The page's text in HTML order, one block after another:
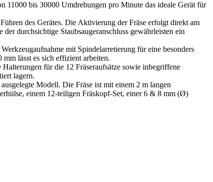
11000 bis 30000 Umdrehungen pro Minute das ideale Gerät für
des Gerätes. Die Aktivierung der Fräse erfolgt direkt am
durchsichtige Staubsaugeranschluss gewährleisten ein
mit Spindelarretierung für eine besonders
lässt es sich effizient arbeiten.
für die 12 Fräseraufsätze sowie inbegriffene
lagern.
Modell. Die Fräse ist mit einem 2 m langen
einem 12-teiligen Fräskopf-Set, einer 6 & 8 mm (Ø)